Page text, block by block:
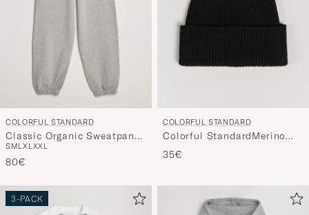
COLORFUL STANDARD
Classic Organic Sweatpants
Heather Grey
SMLXLXXL
80€
COLORFUL STANDARD
Colorful StandardMerino
Wool BeanieDeep Black
35€
3-PACK